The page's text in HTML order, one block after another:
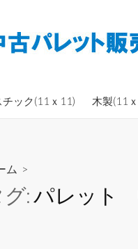
チック(11ｘ11) 木製(11
ム >
グ:パレット